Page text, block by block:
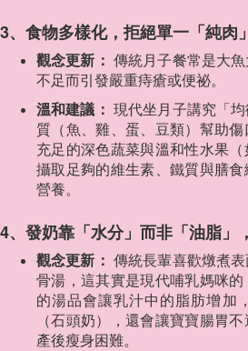
3、食物多樣化，拒絕單一「純肉
觀念更新： 傳統月子餐常是大
不足而引發嚴重痔瘡或便祕。
溫和建議： 現代坐月子講究「
質（魚、雞、蛋、豆類）幫助
充足的深色蔬菜與溫和性水果（
攝取足夠的維生素、鐵質與膳
營養。
4、發奶靠「水分」而非「油脂」
觀念更新： 傳統長輩喜歡燉煮
骨湯，這其實是現代哺乳媽咪
的湯品會讓乳汁中的脂肪增加
（石頭奶），還會讓寶寶腸胃
產後瘦身困難。